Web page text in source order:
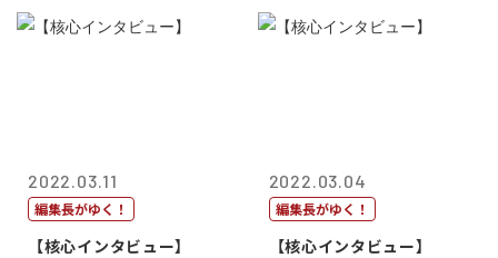
2022.03.11
編集長がゆく！
【核心インタビュー】
2022.03.04
編集長がゆく！
【核心インタビュー】